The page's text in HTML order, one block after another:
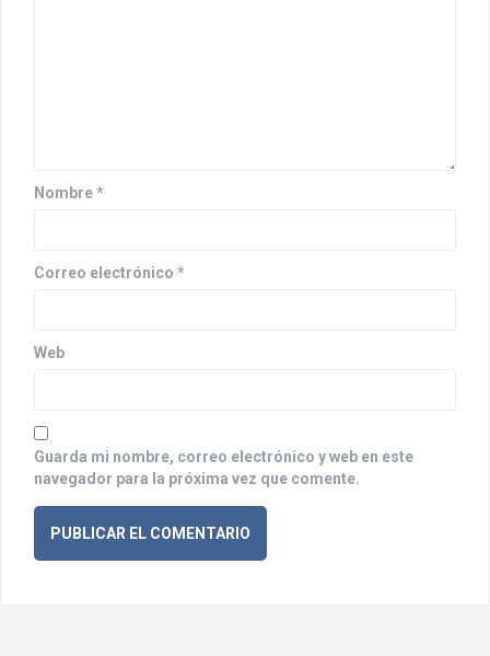
t
a
a
Nombre*
Correo electrónico *
Web
Guarda mi nombre, correo electrónico y web en este
navegador para la próxima vez que comente.